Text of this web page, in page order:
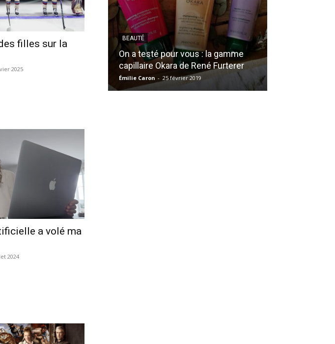
filles sur la
2025
a volé ma
2024
BEAUTÉ
On a testé pour vous : la gamme
capillaire Okara de René Furterer
Émilie Caron - 25 février 2019